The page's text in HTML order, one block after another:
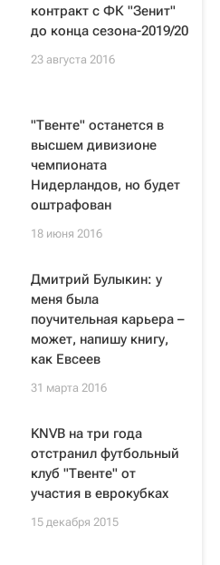
контракт с ФК "Зенит"
до конца сезона-2019/20
23 августа 2016
"Твенте" останется в
высшем дивизионе
чемпионата
Нидерландов, но будет
оштрафован
18 июня 2016
Дмитрий Булыкин: у
меня была
поучительная карьера –
может, напишу книгу,
как Евсеев
31 марта 2016
KNVB на три года
отстранил футбольный
клуб "Твенте" от
участия в еврокубках
15 декабря 2015